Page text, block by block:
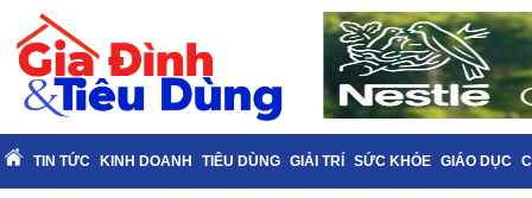
TIN TỨC KINH DOANH TIÊU DÙNG GIẢI TRÍ SỨC KHỎE GIÁO DỤC